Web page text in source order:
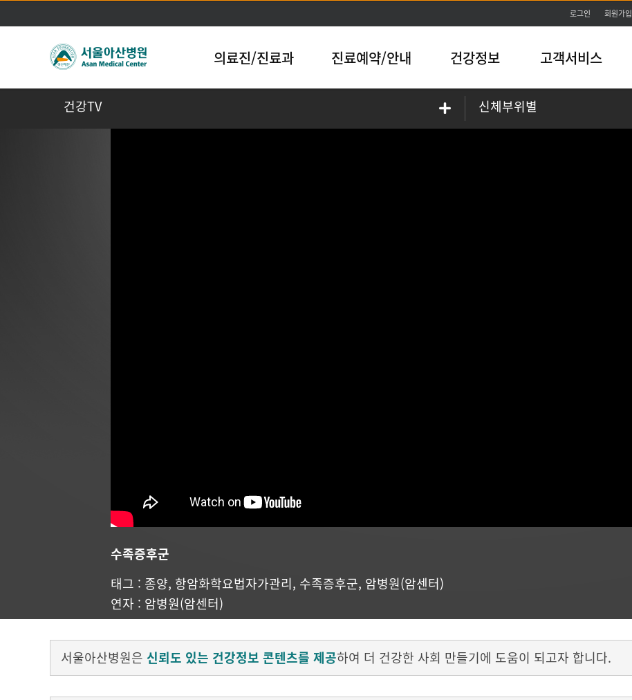
본문바로가기
로그인 회원가입
의료진/진료과 진료예약/안내 건강정보 고객서비스
건강TV 신체부위별
수족증후군
태그 : 종양, 항암화학요법자가관리, 수족증후군, 암병원(암센터)
연자 : 암병원(암센터)
서울아산병원은 신뢰도 있는 건강정보 콘텐츠를 제공하여 더 건강한 사회 만들기에 도움이 되고자 합니다.